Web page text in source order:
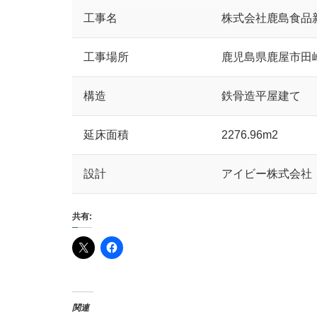
工事名 株式会社鹿島食品
工事場所 鹿児島県鹿屋市田
構造 鉄骨造平屋建て
延床面積 2276.96m2
設計 アイビー株式会社
共有:
関連